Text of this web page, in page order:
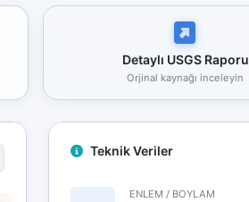
Detaylı USGS Raporu
Orjinal kaynağı inceleyin
Teknik Veriler
ENLEM / BOYLAM